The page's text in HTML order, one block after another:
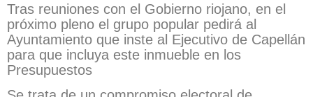
Tras reuniones con el Gobierno riojano, en el
próximo pleno el grupo popular pedirá al
Ayuntamiento que inste al Ejecutivo de Capellán
para que incluya este inmueble en los
Presupuestos